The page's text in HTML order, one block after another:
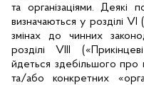
та організаціями. Деякі
визначаються у розділі VI
змінах до чинних
розділі VIII
йдеться здебільшого про
та/або конкретних